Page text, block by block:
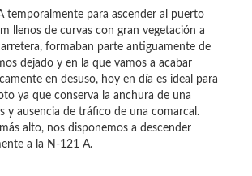
temporalmente para ascender al puerto
llenos de curvas con gran vegetación a
formaban parte antiguamente de
dejado y en la que vamos a acabar
en desuso, hoy en día es ideal para
ya que conserva la anchura de una
y ausencia de tráfico de una comarcal.
alto, nos disponemos a descender
a la N-121 A.